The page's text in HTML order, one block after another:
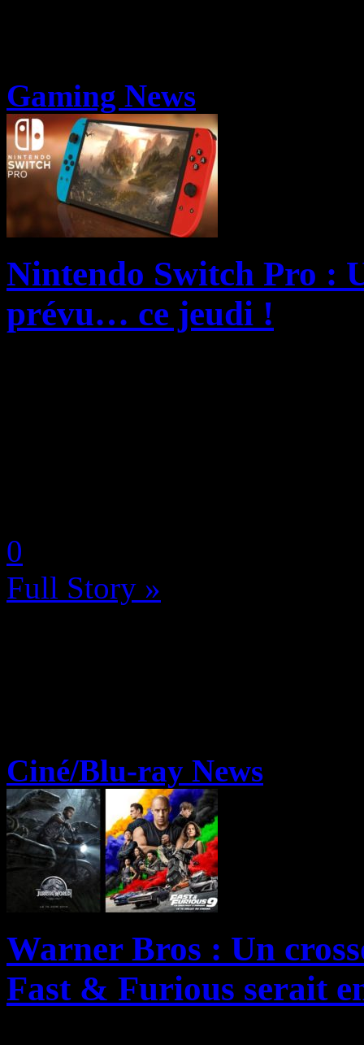
Gaming News
Nintendo Switch Pro :
prévu… ce jeudi !
0
Full Story »
Ciné/Blu-ray News
Warner Bros : Un
Fast & Furious serait